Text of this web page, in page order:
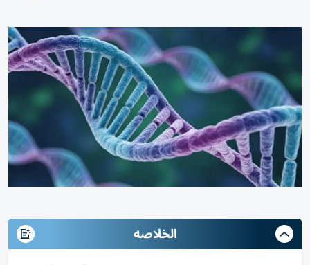
الخلاصه